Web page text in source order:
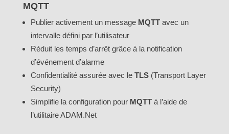
MQTT
Publier activement un message MQTTavec un
intervalle défini par l’utilisateur
Réduit les temps d’arrêt grâce à la notification
d’événement d’alarme
Confidentialité assurée avec le TLS(Transport Layer
Security)
Simplifie la configuration pour MQTTà l’aide de
l’utilitaire ADAM.Net